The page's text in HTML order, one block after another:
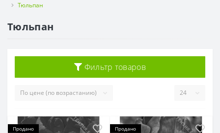
Тюльпан
Тюльпан
Фильтр товаров
Продано Продано